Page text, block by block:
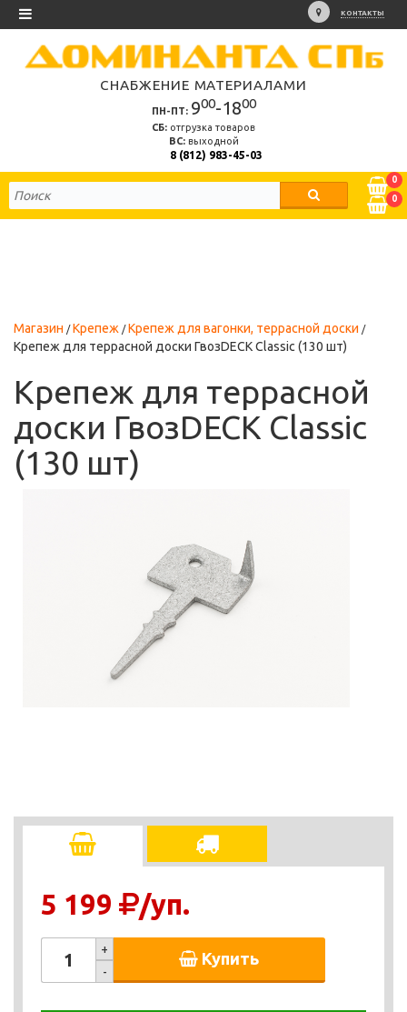
КОНТАКТЫ
СНАБЖЕНИЕ МАТЕРИАЛАМИ
ПН-ПТ: 900-1800
СБ: отгрузка товаров
ВС:выходной
8 (812) 983-45-03
0
0
Магазин Крепеж
Крепеж для вагонки, террасной доски
Крепеж для террасной доски ГвозDECK Classic (130 шт)
Крепеж для террасной
доски ГвозDECK Classic
(130 шт)
5 199 /уп.
+
-
Купить